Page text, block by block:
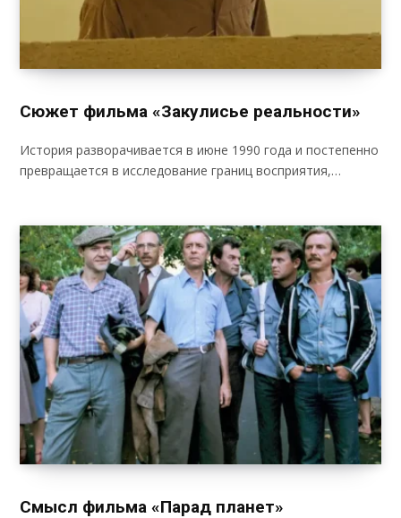
Сюжет фильма «Закулисье реальности»
История разворачивается в июне 1990 года и постепенно
превращается в исследование границ восприятия,…
Смысл фильма «Парад планет»